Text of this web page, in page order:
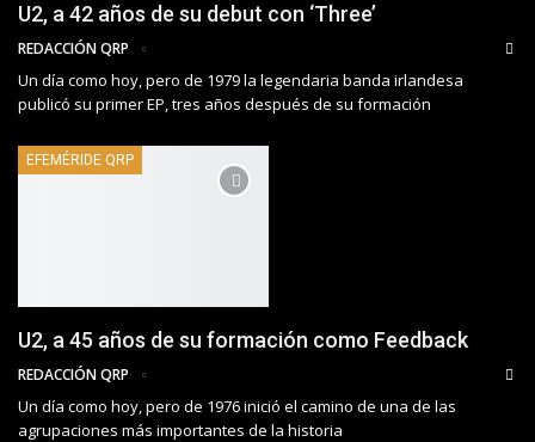
U2, a 42 años de su debut con ‘Three’
REDACCIÓN QRP
Un día como hoy, pero de 1979 la legendaria banda irlandesa
publicó su primer EP, tres años después de su formación
EFEMÉRIDE QRP
U2, a 45 años de su formación como Feedback
REDACCIÓN QRP
Un día como hoy, pero de 1976 inició el camino de una de las
agrupaciones más importantes de la historia